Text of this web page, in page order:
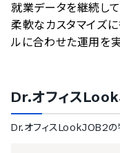
就業データを継続し
柔軟なカスタマイズ
ルに合わせた運用を実
Dr.オフィス
Dr.オフィスLookJOB2の